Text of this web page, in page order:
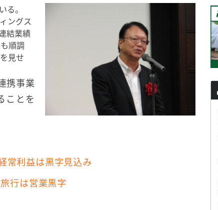
る。
ングス
結業績
順調
見せ
携事業
ことを
常利益は黒字見込み
行は営業黒字